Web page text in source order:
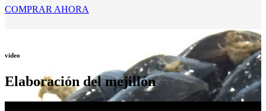
COMPRAR AHORA
video
Elaboración del mejillón